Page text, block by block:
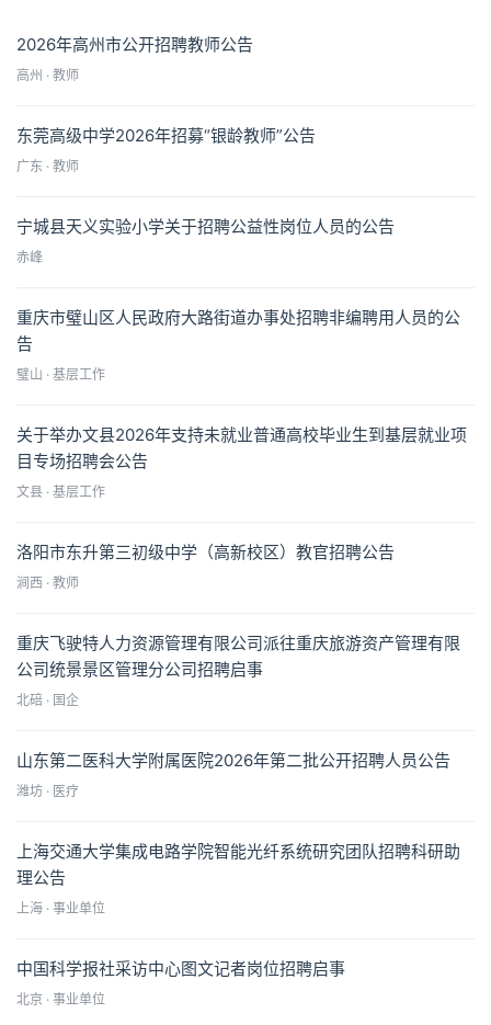
2026年高州市公开招聘教师公告
高州 · 教师
东莞高级中学2026年招募“银龄教师”公告
广东 · 教师
宁城县天义实验小学关于招聘公益性岗位人员的公告
赤峰
重庆市璧山区人民政府大路街道办事处招聘非编聘用人员的公
告
璧山 · 基层工作
关于举办文县2026年支持未就业普通高校毕业生到基层就业项
目专场招聘会公告
文县 · 基层工作
洛阳市东升第三初级中学（高新校区）教官招聘公告
涧西 · 教师
重庆飞驶特人力资源管理有限公司派往重庆旅游资产管理有限
公司统景景区管理分公司招聘启事
北碚 · 国企
山东第二医科大学附属医院2026年第二批公开招聘人员公告
潍坊 · 医疗
上海交通大学集成电路学院智能光纤系统研究团队招聘科研助
理公告
上海 · 事业单位
中国科学报社采访中心图文记者岗位招聘启事
北京 · 事业单位